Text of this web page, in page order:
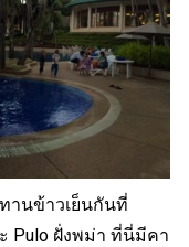
านข้าวเย็นกันที่
ะ Pulo ฝั่งพม่า ที่นี่มีคา